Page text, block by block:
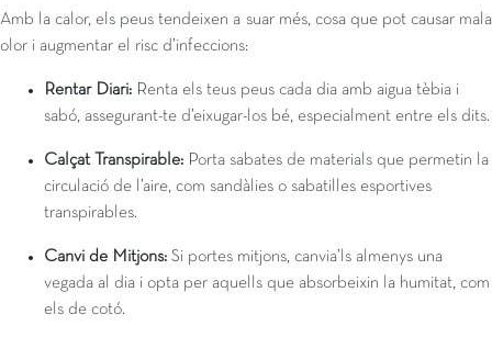
Amb la calor, els peus tendeixen a suar més, cosa que pot causar mala
olor i augmentar el risc d’infeccions:
Rentar Diari: Renta els teus peus cada dia amb aigua tèbia i
sabó, assegurant-te d’eixugar-los bé, especialment entre els dits.
Calçat Transpirable: Porta sabates de materials que permetin la
circulació de l’aire, com sandàlies o sabatilles esportives
transpirables.
Canvi de Mitjons: Si portes mitjons, canvia’ls almenys una
vegada al dia i opta per aquells que absorbeixin la humitat, com
els de cotó.